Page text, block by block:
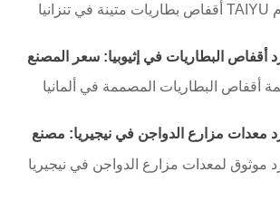
والحلول القابلة للتوسع من Taiyu Industrial
Reception /WhatsApp
تقدم TAIYU أقفاص بطاريات متينة في تنزانيا
سريع. احصل على أقفاص من الفولاذ
المجلفن مع ضمان لمدة 5 سنوات. اتصل بنا
/رقم واتساب: +8618830120193
أقفاص البطاريات في إثيوبيا: سعر المصنع
لمزارع الدجاج البياض
أقفاص البطاريات المصممة في ألمانيا
العلف بنسبة 12%، وتحسين الكفاءة بنسبة
35%. أسعار مباشرة من المصنع مع متانة لمدة
معدات مزارع الدواجن في نيجيريا: مصنع
موثوق لمعدات مزارع الدواجن في نيجيريا